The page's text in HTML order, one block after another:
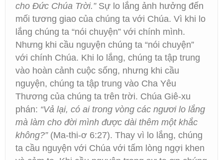
cho Đức Chúa Trời.”Sự lo lắng ảnh hưởng đến
mối tương giao của chúng ta với Chúa. Vì khi lo
lắng chúng ta “nói chuyện” với chính mình.
Nhưng khi cầu nguyện chúng ta “nói chuyện”
với chính Chúa. Khi lo lắng, chúng ta tập trung
vào hoàn cảnh cuộc sống, nhưng khi cầu
nguyện, chúng ta tập trung vào Cha Yêu
Thương của chúng ta trên trời. Chúa Giê-xu
phán: “Vả lại, có ai trong vòng các ngươi lo lắng
mà làm cho đời mình được dài thêm một khắc
không?”(Ma-thi-ơ 6:27). Thay vì lo lắng, chúng
ta cầu nguyện với Chúa với tấm lòng ngợi khen